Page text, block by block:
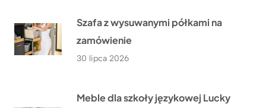
Szafa z wysuwanymi półkami na
zamówienie
30 lipca 2026
Meble dla szkoły językowej Lucky